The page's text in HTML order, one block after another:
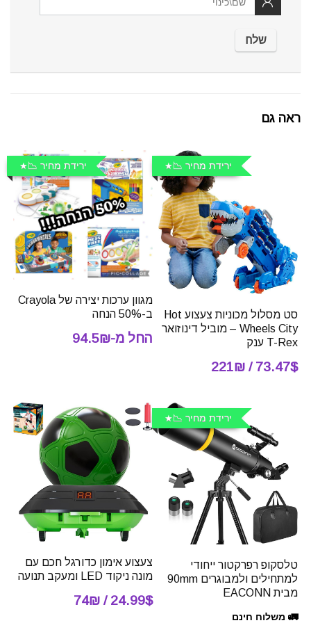
ראה גם
ירידת מחיר 📉
סט מסלול מכוניות צעצוע Hot
Wheels City – מוביל דינוזואר
T-Rex ענק
73.47$ / 221₪
ירידת מחיר 📉
מגוון ערכות יצירה של Crayola
ב-50% הנחה
החל מ-94.5₪
ירידת מחיר 📉
טלסקופ רפרקטור ייחודי
למתחילים ולמבוגרים 90mm
מבית EACONN
🚛 משלוח חינם
צעצוע אימון כדורגל חכם עם
מונה ניקוד LED ומעקב תנועה
24.99$ / 74₪